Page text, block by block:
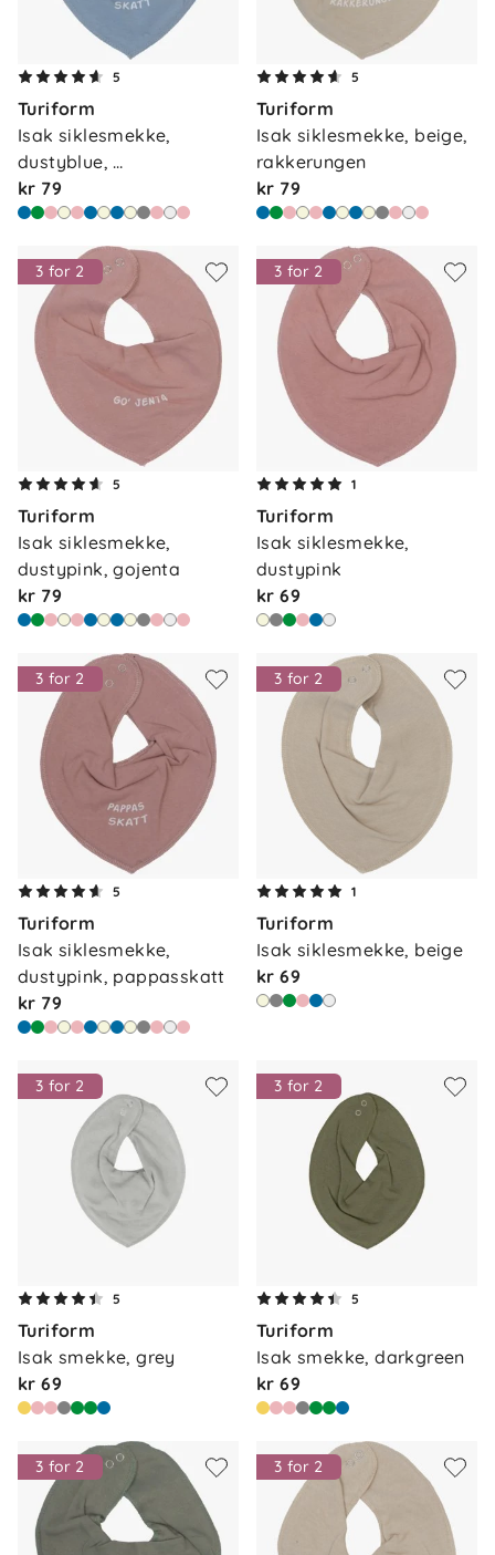
5
Turiform
Isak siklesmekke,
dustyblue,
mammasskat…
kr 79
5
Turiform
Isak siklesmekke, beige,
rakkerungen
kr 79
3 for 2
5
Turiform
Isak siklesmekke,
dustypink, gojenta
kr 79
3 for 2
1
Turiform
Isak siklesmekke,
dustypink
kr 69
3 for 2
5
Turiform
Isak siklesmekke,
dustypink, pappasskatt
kr 79
3 for 2
1
Turiform
Isak siklesmekke, beige
kr 69
3 for 2
5
Turiform
Isak smekke, grey
kr 69
3 for 2
5
Turiform
Isak smekke, darkgreen
kr 69
3 for 2 3 for 2